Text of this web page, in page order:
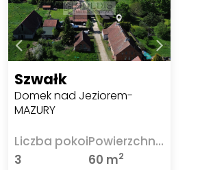
Szwałk
Domek nad Jeziorem-
MAZURY
Liczba pokoi
3
Powierzchnia
60 m2